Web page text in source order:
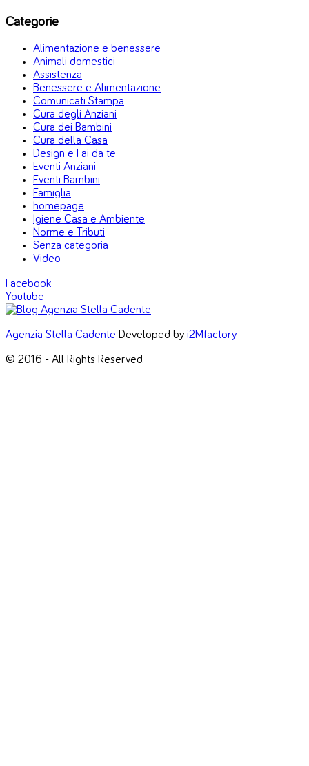
Categorie
Alimentazione e benessere
Animali domestici
Assistenza
Benessere e Alimentazione
Comunicati Stampa
Cura degli Anziani
Cura dei Bambini
Cura della Casa
Design e Fai da te
Eventi Anziani
Eventi Bambini
Famiglia
homepage
Igiene Casa e Ambiente
Norme e Tributi
Senza categoria
Video
Facebook
Youtube
Agenzia Stella Cadente Developed by i2Mfactory
© 2016 - All Rights Reserved.